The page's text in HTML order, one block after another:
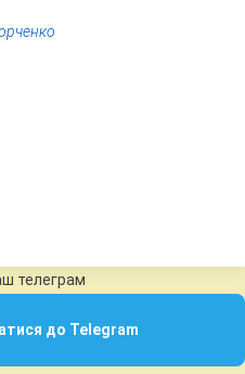
телеграм
до Telegram